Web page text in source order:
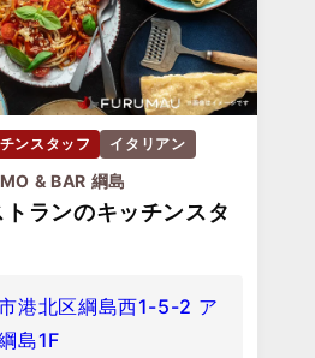
ンスタッフ イタリアン
& BAR 綱島
ランのキッチンスタ
港北区綱島西1-5-2 ア
島1F